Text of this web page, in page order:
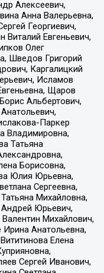
Алексеевич,
Анна Валерьевна,
Георгиевич,
Виталий Евгеньевич,
Олег
Шведов Григорий
Каргалицкий
Исламов
Щаров
Альбертович,
Паркер
Владимировна,
Татьяна
Борисовна,
Юлия Юрьевна,
Сергеевна,
Михайловна,
Юрьевич,
Михайлович,
Анатольевна,
Елена
Сергей Иванович,